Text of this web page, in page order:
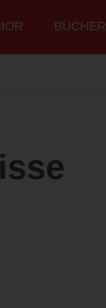
BÜCHER